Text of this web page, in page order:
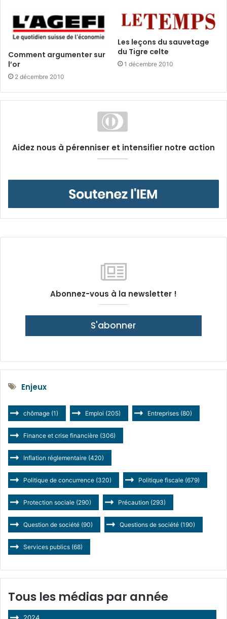
Comment argumenter sur
l’or
2 décembre 2010
Les leçons du sauvetage
du Tigre celte
1 décembre 2010
Aidez nous à pérenniser et intensifier notre action
Abonnez-vous à la newsletter !
S'abonner
Enjeux
chômage (1) Emploi (205) Entreprises (80)
Finance et crise financière (306)
Inflation réglementaire (420)
Politique de concurrence (320) Politique fiscale (679)
Protection sociale (290) Précaution (293)
Question de société (90) Questions de société (190)
Services publics (68)
Tous les médias par année